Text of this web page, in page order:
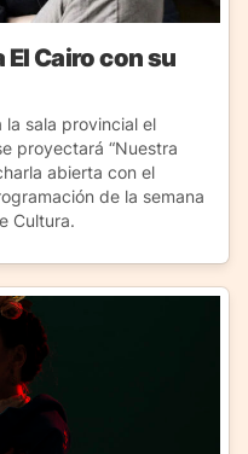
Cairo con su
sala provincial el
proyectará “Nuestra
abierta con el
de la semana
Cultura.